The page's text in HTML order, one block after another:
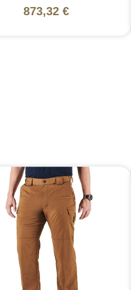
873,32 €